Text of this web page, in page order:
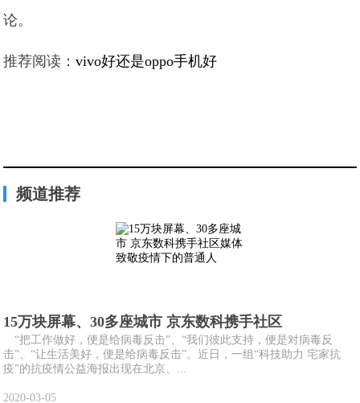
论。
推荐阅读：vivo好还是oppo手机好
频道推荐
15万块屏幕、30多座城市 京东数科携手社区
“把工作做好，便是给病毒反击”、“我们彼此支持，便是对病毒反
击”、“让生活美好，便是给病毒反击”。近日，一组“科技助力 宅家抗
疫”的抗疫情公益海报出现在北京、...
2020-03-05